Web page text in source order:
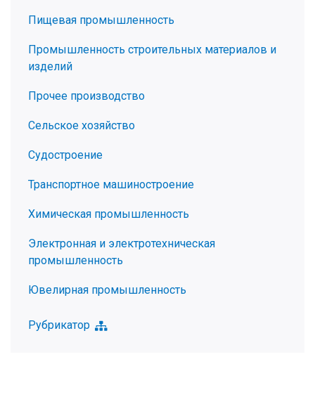
Пищевая промышленность
Промышленность строительных материалов и
изделий
Прочее производство
Сельское хозяйство
Судостроение
Транспортное машиностроение
Химическая промышленность
Электронная и электротехническая
промышленность
Ювелирная промышленность
Рубрикатор